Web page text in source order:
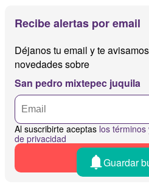
Recibe alertas por email
Déjanos tu email y te
novedades sobre
San pedro mixtepec juquila
Al suscribirte aceptas los
de privacidad
Recibir
Guardar